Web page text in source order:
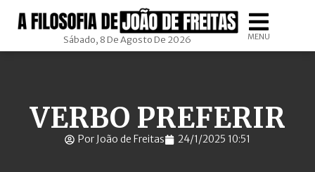
Sábado, 8 De Agosto De 2026 MENU
VERBO PREFERIR
Por João de Freitas 24/1/2025 10:51